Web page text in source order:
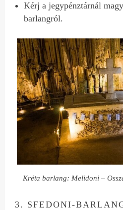
Kérj a jegypénztárnál
barlangról.
Kréta barlang: Melidoni –
3. SFEDONI-